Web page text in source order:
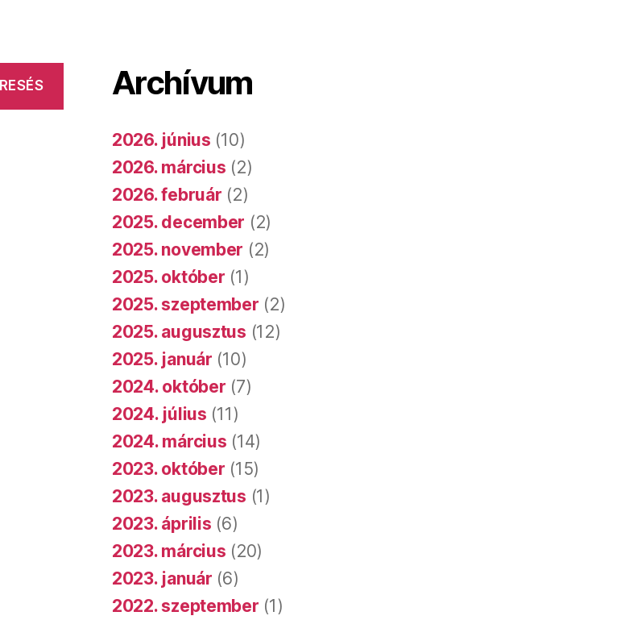
Archívum
2026. június (10)
2026. március (2)
2026. február (2)
2025. december (2)
2025. november (2)
2025. október (1)
2025. szeptember (2)
2025. augusztus (12)
2025. január (10)
2024. október (7)
2024. július (11)
2024. március (14)
2023. október (15)
2023. augusztus (1)
2023. április (6)
2023. március (20)
2023. január (6)
2022. szeptember (1)